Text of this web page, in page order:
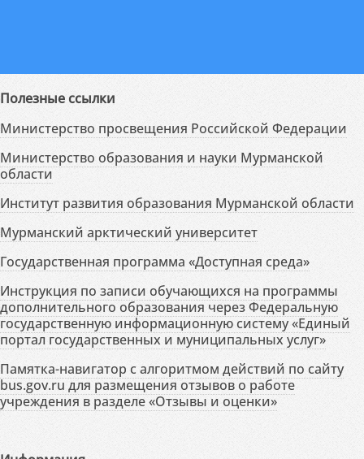
Полезные ссылки
Министерство просвещения Российской Федерации
Министерство образования и науки Мурманской
области
Институт развития образования Мурманской области
Мурманский арктический университет
Государственная программа «Доступная среда»
Инструкция по записи обучающихся на программы
дополнительного образования через Федеральную
государственную информационную систему «Единый
портал государственных и муниципальных услуг»
Памятка-навигатор с алгоритмом действий по сайту
bus.gov.ru для размещения отзывов о работе
учреждения в разделе «Отзывы и оценки»